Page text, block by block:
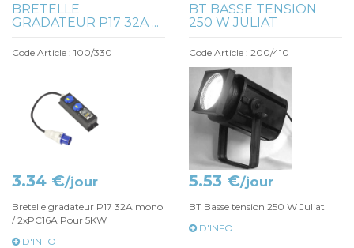
BRETELLE
GRADATEUR P17 32A ...
Code Article : 100/330
3.34 €/jour
Bretelle gradateur P17 32A mono
/ 2xPC16A Pour 5KW
D'INFO
BT BASSE TENSION
250 W JULIAT
Code Article : 200/410
5.53 €/jour
BT Basse tension 250 W Juliat
D'INFO